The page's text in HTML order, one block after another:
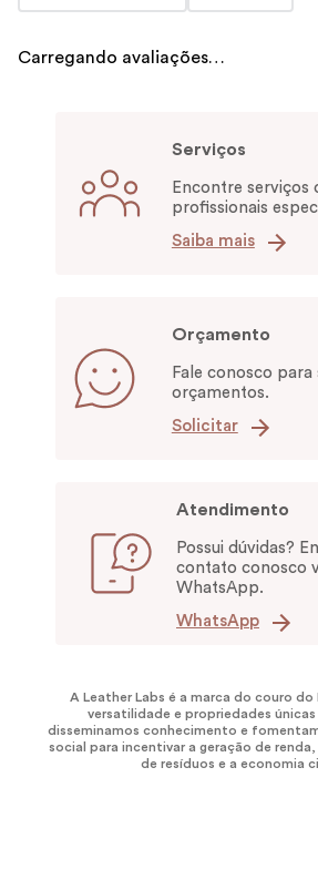
Carregando avaliações…
Serviços
Encontre serviços
profissionais
Saiba mais
Orçamento
Fale conosco
orçamentos.
Solicitar
Atendimento
Possui dúvidas?
contato conosco
WhatsApp.
WhatsApp
A Leather Labs é a marca do couro do
versatilidade e propriedades
disseminamos conhecimento e
social para incentivar a geração de
de resíduos e a economia